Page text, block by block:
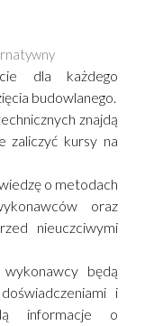
dla każdego
budowlanego.
znajdą
zaliczyć kursy na
o metodach
oraz
nieuczciwymi
będą
i
informacje o